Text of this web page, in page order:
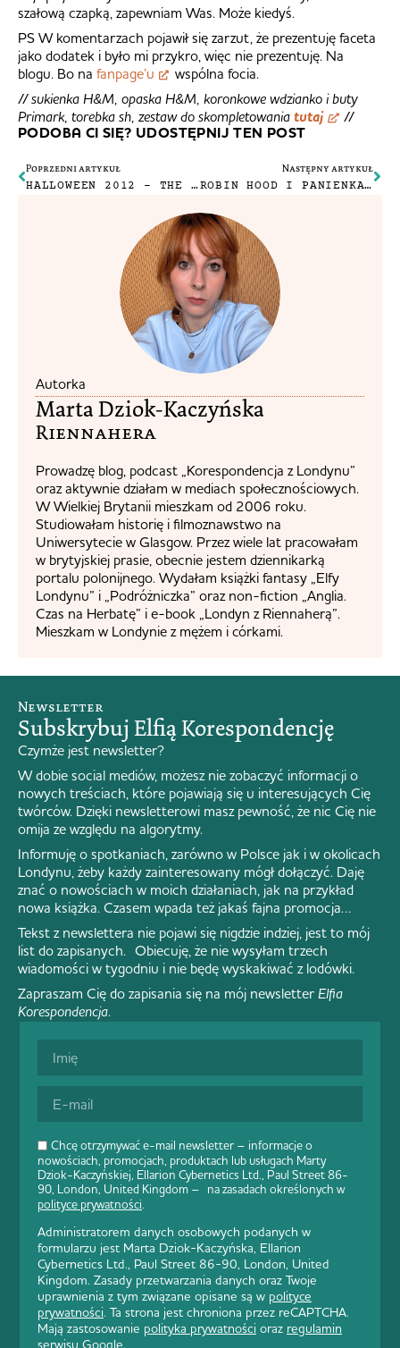
szałową czapką, zapewniam Was. Może kiedyś.
PS W komentarzach pojawił się zarzut, że prezentuję faceta
jako dodatek i było mi przykro, więc nie prezentuję. Na
blogu. Bo na fanpage’u
wspólna focia.
// sukienka H&M, opaska H&M, koronkowe wdzianko i buty
Primark, torebka sh, zestaw do skompletowania tutaj //
PODOBA CI SIĘ? UDOSTĘPNIJ TEN POST
Poprzedni artykuł
HALLOWEEN 2012 – THE RING
Następny artykuł
ROBIN HOOD I PANIENKA W RAJTUZACH
Autorka
Marta Dziok-Kaczyńska
Riennahera​
Prowadzę blog, podcast „Korespondencja z Londynu”
oraz aktywnie działam w mediach społecznościowych.
W Wielkiej Brytanii mieszkam od 2006 roku.
Studiowałam historię i filmoznawstwo na
Uniwersytecie w Glasgow. Przez wiele lat pracowałam
w brytyjskiej prasie, obecnie jestem dziennikarką
portalu polonijnego. Wydałam książki fantasy „Elfy
Londynu” i „Podróżniczka” oraz non-fiction „Anglia.
Czas na Herbatę” i e-book „Londyn z Riennaherą”.
Mieszkam w Londynie z mężem i córkami.
Chcę otrzymywać e-mail newsletter – informacje o
nowościach, promocjach, produktach lub usługach Marty
Dziok-Kaczyńskiej, Ellarion Cybernetics Ltd., Paul Street 86-
90, London, United Kingdom – na zasadach określonych w
polityce prywatności.
Administratorem danych osobowych podanych w
formularzu jest Marta Dziok-Kaczyńska, Ellarion
Cybernetics Ltd., Paul Street 86-90, London, United
Kingdom. Zasady przetwarzania danych oraz Twoje
uprawnienia z tym związane opisane są w polityce
prywatności. Ta strona jest chroniona przez reCAPTCHA.
Mają zastosowanie polityka prywatności oraz regulamin
serwisu Google.
Newsletter
Subskrybuj Elfią Korespondencję
Czymże jest newsletter?
W dobie social mediów, możesz nie zobaczyć informacji o
nowych treściach, które pojawiają się u interesujących Cię
twórców. Dzięki newsletterowi masz pewność, że nic Cię nie
omija ze względu na algorytmy.
Informuję o spotkaniach, zarówno w Polsce jak i w okolicach
Londynu, żeby każdy zainteresowany mógł dołączyć. Daję
znać o nowościach w moich działaniach, jak na przykład
nowa książka. Czasem wpada też jakaś fajna promocja…
Tekst z newslettera nie pojawi się nigdzie indziej, jest to mój
list do zapisanych. Obiecuję, że nie wysyłam trzech
wiadomości w tygodniu i nie będę wyskakiwać z lodówki.
Zapraszam Cię do zapisania się na mój newsletter Elfia
Korespondencja.